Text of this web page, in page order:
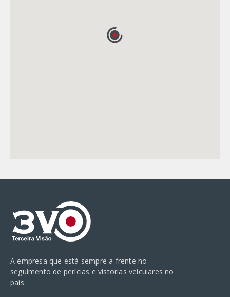
A empresa que está sempre a frente no
seguimento de perícias e vistorias veiculares no
país.